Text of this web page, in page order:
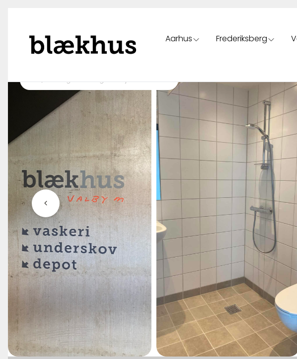
Aarhus Frederiksberg
Tilbage til oversigt over ejendomme